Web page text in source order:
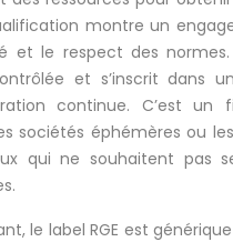
montre un
et le respect des
et s’inscrit dans
continue. C’est un
sociétés éphémères ou
qui ne souhaitent pas
le label RGE est